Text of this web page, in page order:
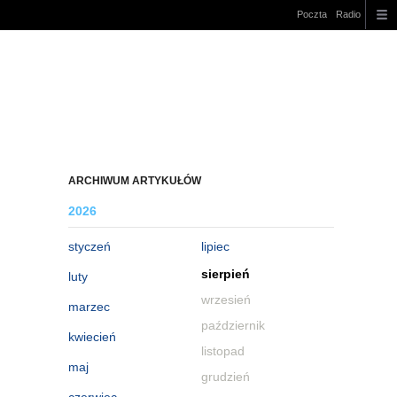
Poczta Radio
ARCHIWUM ARTYKUŁÓW
2026
styczeń
luty
marzec
kwiecień
maj
lipiec
sierpień
wrzesień
październik
listopad
grudzień